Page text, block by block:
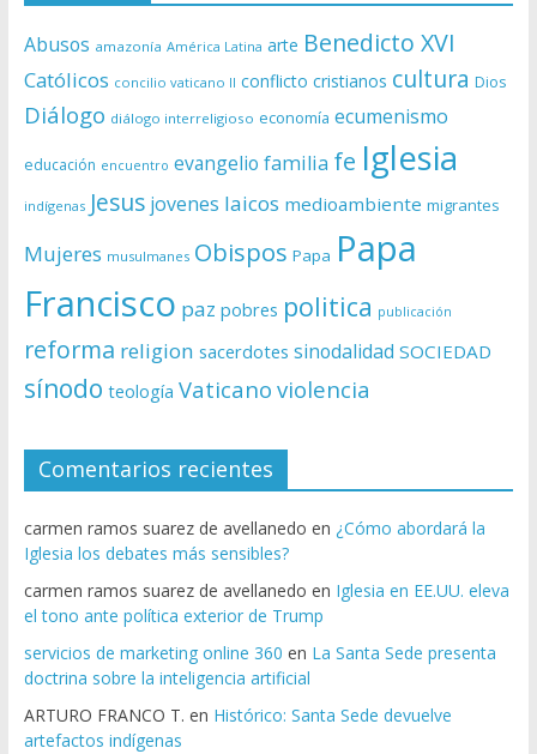
Abusos amazonía América Latina arte Benedicto XVI
Católicos concilio vaticano II conflicto cristianos cultura Dios
Diálogo diálogo interreligioso economía ecumenismo
educación encuentro evangelio familia fe Iglesia
indígenas Jesus jovenes laicos medioambiente migrantes
Mujeres musulmanes Obispos Papa Papa
Francisco paz pobres politica publicación
reforma religion sacerdotes sinodalidad SOCIEDAD
sínodo teología Vaticano violencia
Comentarios recientes
carmen ramos suarez de avellanedo en ¿Cómo abordará la
Iglesia los debates más sensibles?
carmen ramos suarez de avellanedo en Iglesia en EE.UU. eleva
el tono ante política exterior de Trump
servicios de marketing online 360 en La Santa Sede presenta
doctrina sobre la inteligencia artificial
ARTURO FRANCO T. en Histórico: Santa Sede devuelve
artefactos indígenas